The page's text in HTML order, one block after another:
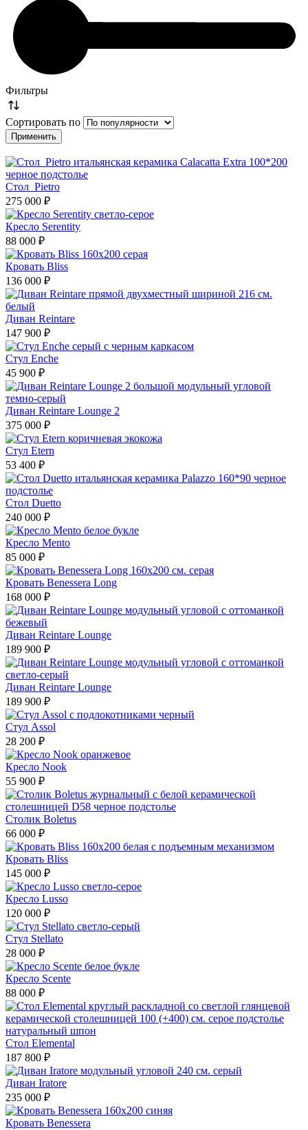
Фильтры
Сортировать по
Стол Pietro
275 000 ₽
Кресло Serentity
88 000 ₽
Кровать Bliss
136 000 ₽
Диван Reintare
147 900 ₽
Стул Enche
45 900 ₽
Диван Reintare Lounge 2
375 000 ₽
Стул Etern
53 400 ₽
Стол Duetto
240 000 ₽
Кресло Mento
85 000 ₽
Кровать Benessera Long
168 000 ₽
Диван Reintare Lounge
189 900 ₽
Диван Reintare Lounge
189 900 ₽
Стул Assol
28 200 ₽
Кресло Nook
55 900 ₽
Столик Boletus
66 000 ₽
Кровать Bliss
145 000 ₽
Кресло Lusso
120 000 ₽
Стул Stellato
28 000 ₽
Кресло Scente
88 000 ₽
Стол Elemental
187 800 ₽
Диван Iratore
235 000 ₽
Кровать Benessera